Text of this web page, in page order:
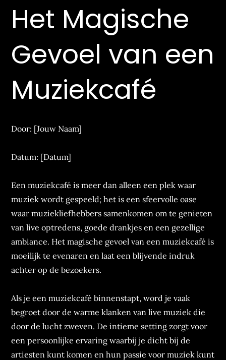
Het Magische
Gevoel van een
Muziekcafé
Door: [Jouw Naam]
Datum: [Datum]
Een muziekcafé is meer dan alleen een plek waar
muziek wordt gespeeld; het is een sfeervolle oase
waar muziekliefhebbers samenkomen om te genieten
van live optredens, goede drankjes en een gezellige
ambiance. Het magische gevoel van een muziekcafé is
moeilijk te evenaren en laat een blijvende indruk
achter op de bezoekers.
Als je een muziekcafé binnenstapt, word je vaak
begroet door de warme klanken van live muziek die
door de lucht zweven. De intieme setting zorgt voor
een persoonlijke ervaring waarbij je dicht bij de
artiesten kunt komen en hun passie voor muziek kunt